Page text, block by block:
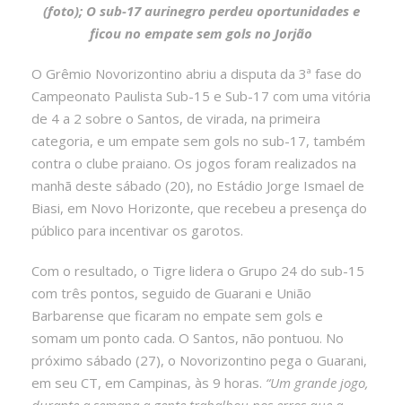
(foto); O sub-17 aurinegro perdeu oportunidades e
ficou no empate sem gols no Jorjão
O Grêmio Novorizontino abriu a disputa da 3ª fase do
Campeonato Paulista Sub-15 e Sub-17 com uma vitória
de 4 a 2 sobre o Santos, de virada, na primeira
categoria, e um empate sem gols no sub-17, também
contra o clube praiano. Os jogos foram realizados na
manhã deste sábado (20), no Estádio Jorge Ismael de
Biasi, em Novo Horizonte, que recebeu a presença do
público para incentivar os garotos.
Com o resultado, o Tigre lidera o Grupo 24 do sub-15
com três pontos, seguido de Guarani e União
Barbarense que ficaram no empate sem gols e
somam um ponto cada. O Santos, não pontuou. No
próximo sábado (27), o Novorizontino pega o Guarani,
em seu CT, em Campinas, às 9 horas. “Um grande jogo,